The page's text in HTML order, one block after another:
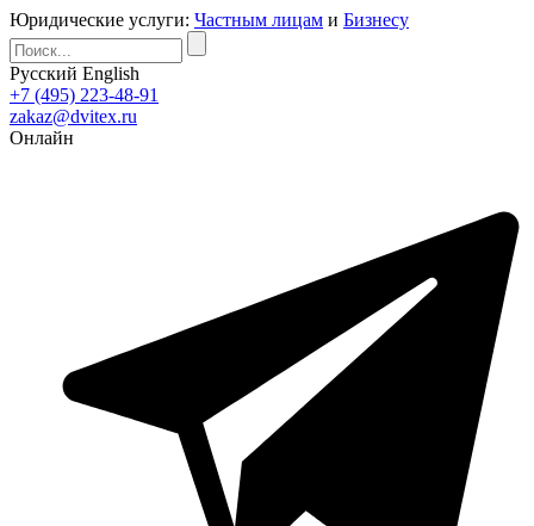
Юридические услуги: Частным лицам и Бизнесу
Русский English
+7 (495) 223-48-91
zakaz@dvitex.ru
Онлайн